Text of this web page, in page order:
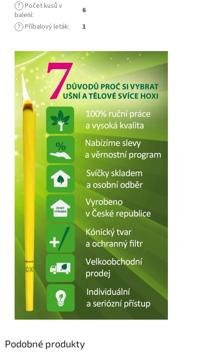
? Počet kusů v
balení:
6
? Příbalový leták: 1
Podobné produkty